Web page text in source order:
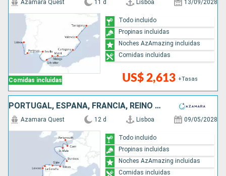
Comidas incluidas
Azamara Quest 11 d Lisboa 13/09/2028
US$ 2,613 +Tasas
Todo incluido
Propinas incluidas
Noches AzAmazing incluidas
Comidas incluidas
PORTUGAL, ESPAÑA, FRANCIA, REINO UNIDO
Azamara Quest 12 d Lisboa 09/05/2028
Todo incluido
Propinas incluidas
Noches AzAmazing incluidas
Comidas incluidas